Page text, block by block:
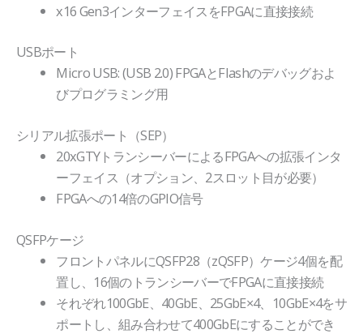
x16 Gen3インターフェイスをFPGAに直接接続
USBポート
Micro USB: (USB 2.0) FPGAとFlashのデバッグおよ
びプログラミング用
シリアル拡張ポート（SEP）
20xGTYトランシーバーによるFPGAへの拡張インタ
ーフェイス（オプション、2スロット目が必要）
FPGAへの14倍のGPIO信号
QSFPケージ
フロントパネルにQSFP28（zQSFP）ケージ4個を配
置し、16個のトランシーバーでFPGAに直接接続
それぞれ100GbE、40GbE、25GbE×4、10GbE×4をサ
ポートし、組み合わせて400GbEにすることができ